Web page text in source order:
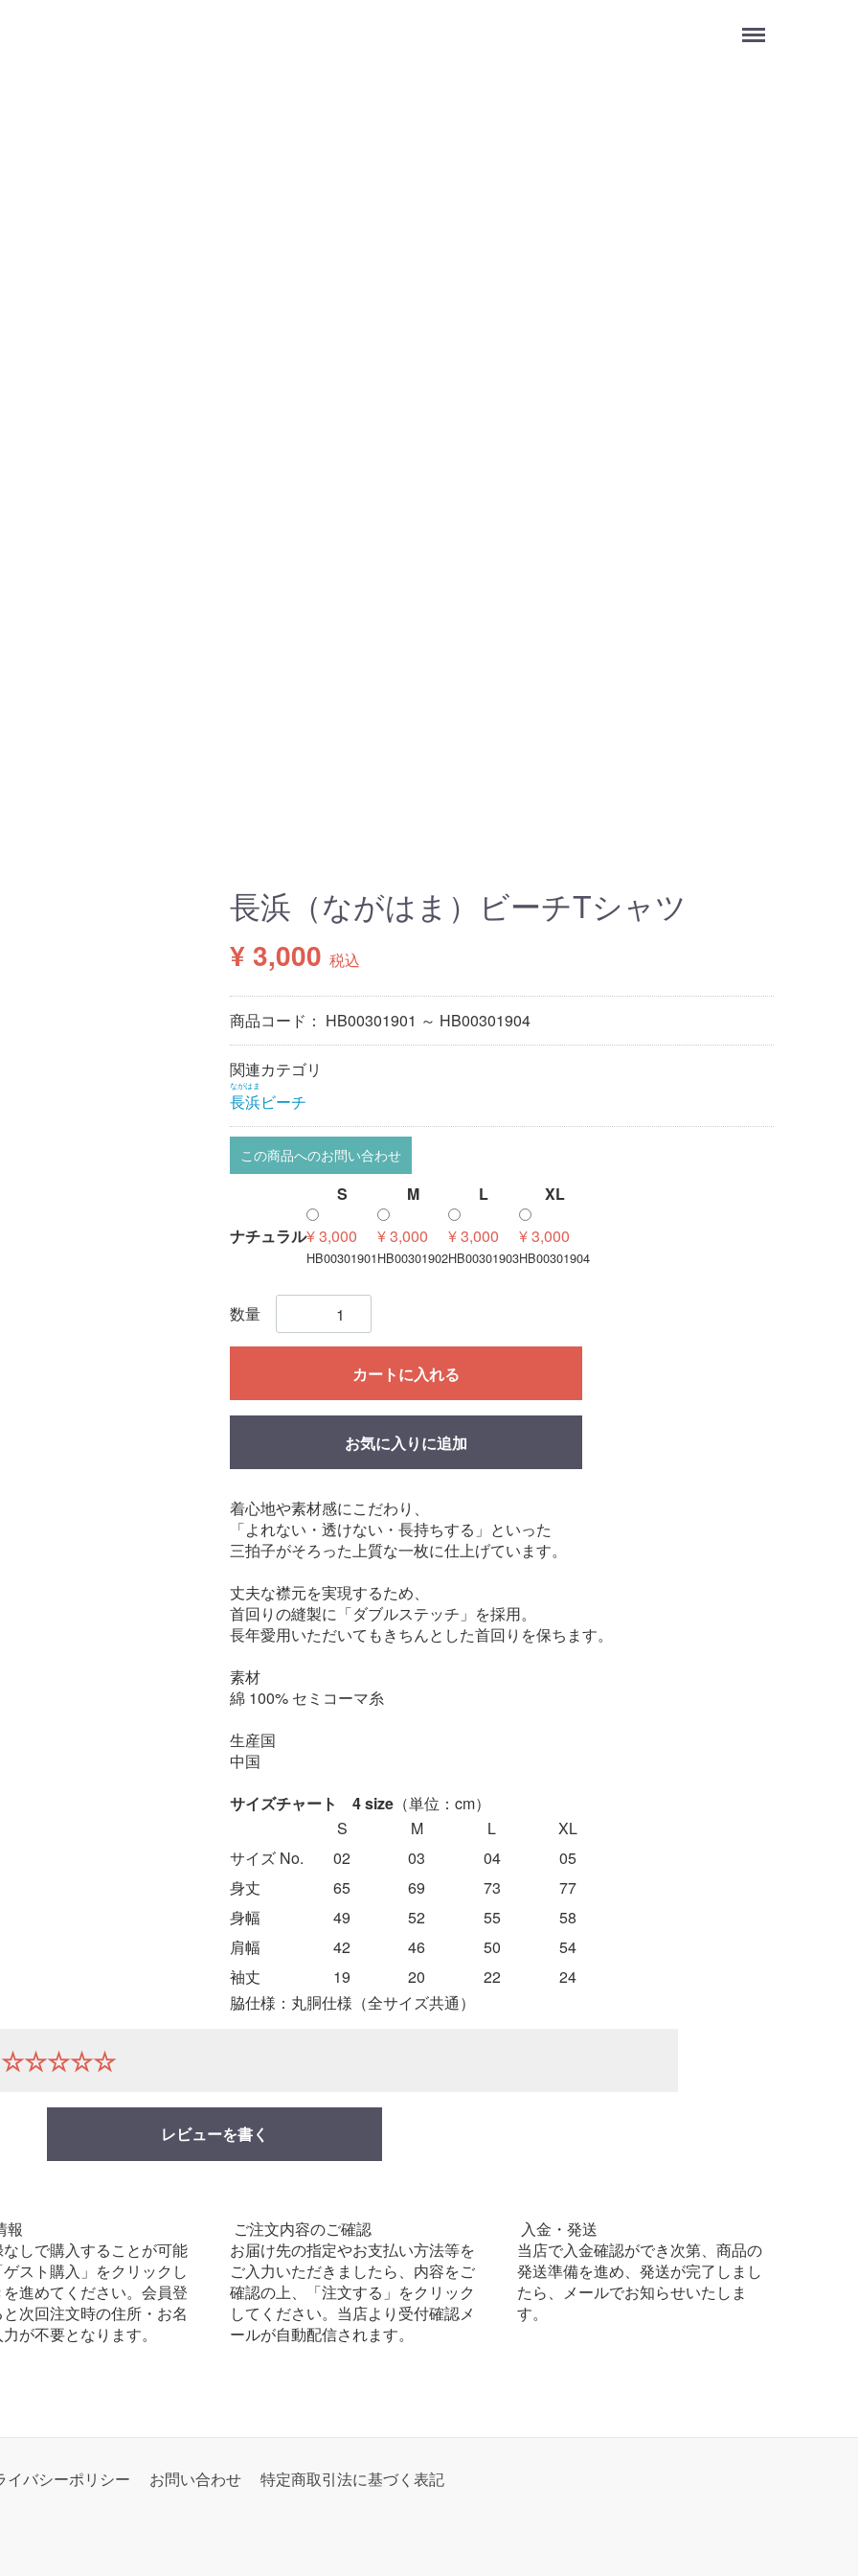
Menu
長浜（ながはま）ビーチTシャツ
¥ 3,000 税込
商品コード： HB00301901 ～ HB00301904
関連カテゴリ
長浜
ながはま
ビーチ
この商品へのお問い合わせ
S M L
XL
ナチュラル¥ 3,000
HB00301901
¥ 3,000
HB00301902
¥ 3,000
HB00301903
¥ 3,000
HB00301904
数量
カートに入れる
お気に入りに追加
着心地や素材感にこだわり、
「よれない・透けない・長持ちする」といった
三拍子がそろった上質な一枚に仕上げています。
丈夫な襟元を実現するため、
首回りの縫製に「ダブルステッチ」を採用。
長年愛用いただいてもきちんとした首回りを保ちます。
素材
綿 100% セミコーマ糸
生産国
中国
サイズチャート 4 size （単位：cm）
S
M L
XL
サイズ No.
02 03 04
05
身丈
65 69 73
77
身幅
49 52 55
58
肩幅
42 46 50
54
袖丈
19 20 22
24
脇仕様：丸胴仕様（全サイズ共通）
☆☆☆☆☆
レビューを書く
報
しで購入することが可能
スト購入」をクリックし
進めてください。会員登
次回注文時の住所・お名
が不要となります。
ご注文内容のご確認
お届け先の指定やお支払い方法等を
ご入力いただきましたら、内容をご
確認の上、「注文する」をクリック
してください。当店より受付確認メ
ールが自動配信されます。
入金・発送
当店で入金確認ができ次第、商品の
発送準備を進め、発送が完了しまし
たら、メールでお知らせいたしま
す。
イバシーポリシー お問い合わせ 特定商取引法に基づく表記